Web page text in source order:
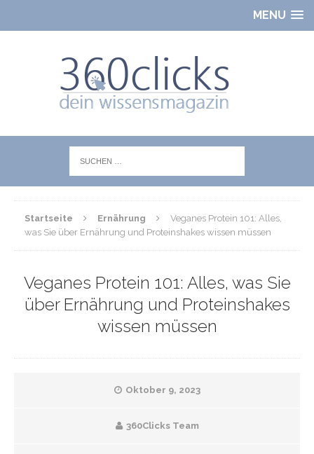
MENU
Startseite Ernährung
Veganes Protein 101: Alles,
was Sie über Ernährung und Proteinshakes wissen müssen
Veganes Protein 101: Alles, was Sie
über Ernährung und Proteinshakes
wissen müssen
Oktober 9, 2023
360Clicks Team